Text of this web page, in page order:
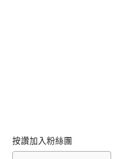
按讚加入粉絲團